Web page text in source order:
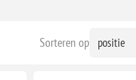
Sorteren op